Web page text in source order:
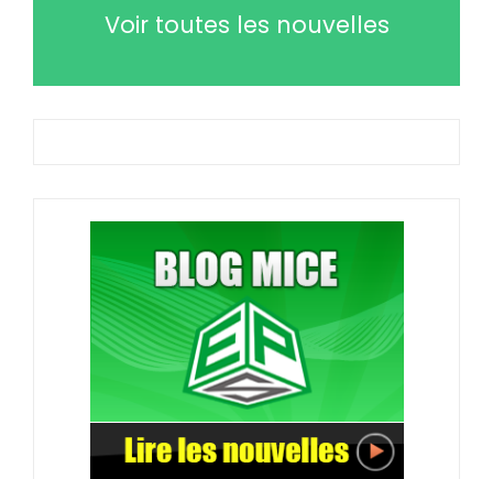
Voir toutes les nouvelles